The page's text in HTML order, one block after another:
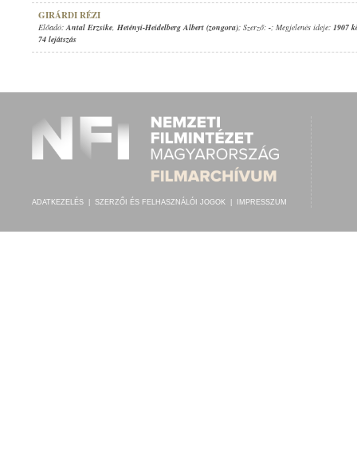
GIRÁRDI RÉZI
Előadó:Antal Erzsike, Hetényi-Heidelberg Albert (zongora); Szerző: -; Megjelenés ideje: 1907
74 lejátszás
ADATKEZELÉS SZERZŐI ÉS FELHASZNÁLÓI JOGOK IMPRESSZUM